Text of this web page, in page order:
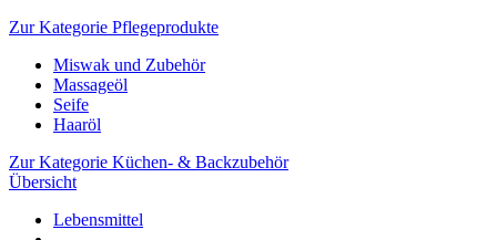
Zur Kategorie Pflegeprodukte
Miswak und Zubehör
Massageöl
Seife
Haaröl
Zur Kategorie Küchen- & Backzubehör
Übersicht
Lebensmittel